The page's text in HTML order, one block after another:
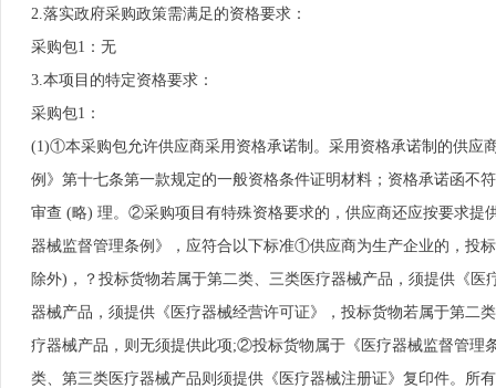
2.落实政府采购政策需满足的资格要求：
采购包1：无
3.本项目的特定资格要求：
采购包1：
(1)①本采购包允许供应商采用资格承诺制。采用资格承诺制的供应
例》第十七条第一款规定的一般资格条件证明材料；资格承诺函不
审查 (略) 理。②采购项目有特殊资格要求的，供应商还应按要求提
器械监督管理条例》，应符合以下标准①供应商为生产企业的，投
除外)，？投标货物若属于第二类、三类医疗器械产品，须提供《
器械产品，须提供《医疗器械经营许可证》，投标货物若属于第二
疗器械产品，则无须提供此项;②投标货物属于《医疗器械监督管理
类、第三类医疗器械产品则须提供《医疗器械注册证》复印件。所